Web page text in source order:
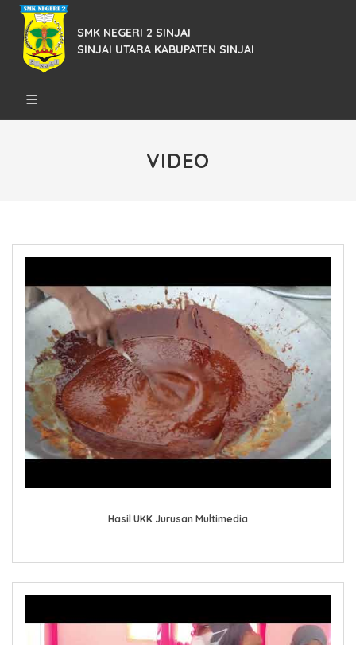
SMK NEGERI 2 SINJAI
SINJAI UTARA KABUPATEN SINJAI
VIDEO
Hasil UKK Jurusan Multimedia